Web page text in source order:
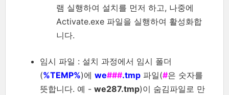
램 실행하여 설치를 먼저 하고, 나중에
Activate.exe 파일을 실행하여 활성화합
니다.
임시 파일 : 설치 과정에서 임시 폴더
(%TEMP%)에 we###.tmp 파일(#은 숫자를
뜻합니다. 예 - we287.tmp)이 숨김파일로 만